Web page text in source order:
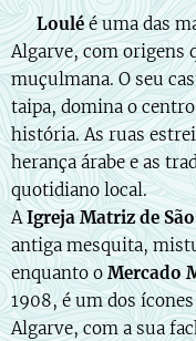
🇵🇹Louléé uma das
Algarve, com origens
muçulmana. O seu
taipa, domina o
história. As ruas
herança árabe e as
quotidiano local.
AIgreja Matriz de
antiga mesquita,
enquanto o Mercado
1908, é um dos
Algarve, com a sua